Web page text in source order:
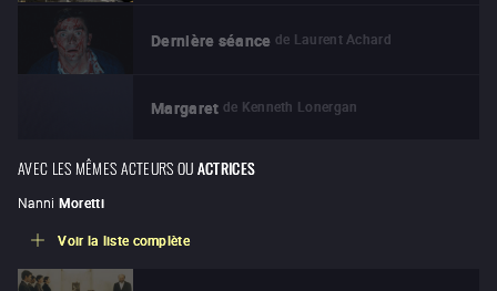
Dernière séance de Laurent Achard
Margaret de Kenneth Lonergan
AVEC LES MÊMES ACTEURS OUACTRICES
Nanni Moretti
Voir la liste complète